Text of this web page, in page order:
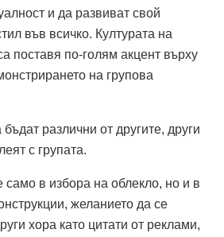
и да развиват свой
във всичко. Културата на
поставя по-голям акцент върху
на групова
различни от другите, други
с групата.
в избора на облекло, но и в
желанието да се
хора като цитати от реклами,